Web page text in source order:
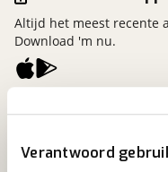
Verantwoord
3981 AJ Bunnik
Altijd het meest recente
Download 'm nu.